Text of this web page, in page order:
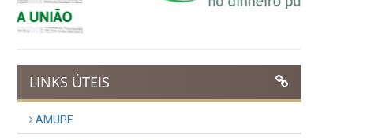
UTILIDADE PÚBLICA
Previous Next